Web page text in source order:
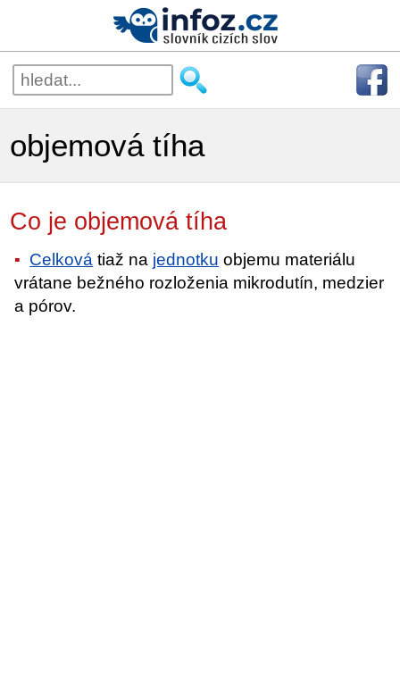
objemová tíha
Co je objemová tíha
Celková tiaž na jednotku objemu materiálu
vrátane bežného rozloženia mikrodutín, medzier
a pórov.